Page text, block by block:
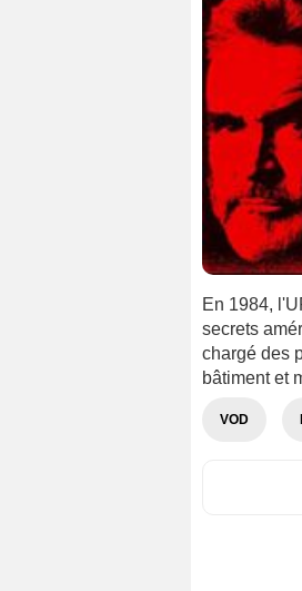
En 1984,
secrets
chargé des
bâtiment et
VOD